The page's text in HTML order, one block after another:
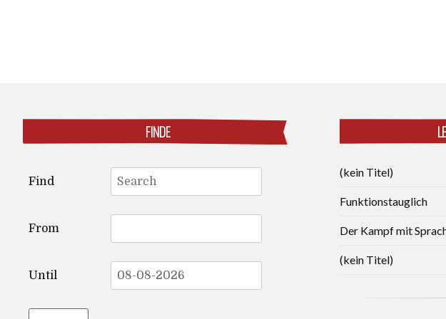
FINDE
for:
Find
From
Until
(kein Titel)
Funktionstauglich
Der Kampf mit
(kein Titel)